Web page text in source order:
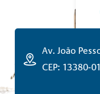
Av. João
CEP: 13380-